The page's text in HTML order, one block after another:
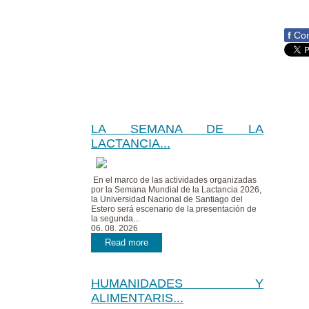
f
LA SEMANA DE LA
LACTANCIA...
En el marco de las actividades organizadas
por la Semana Mundial de la Lactancia 2026,
la Universidad Nacional de Santiago del
Estero será escenario de la presentación de
la segunda...
06. 08. 2026
Read more
HUMANIDADES Y
ALIMENTARIS...